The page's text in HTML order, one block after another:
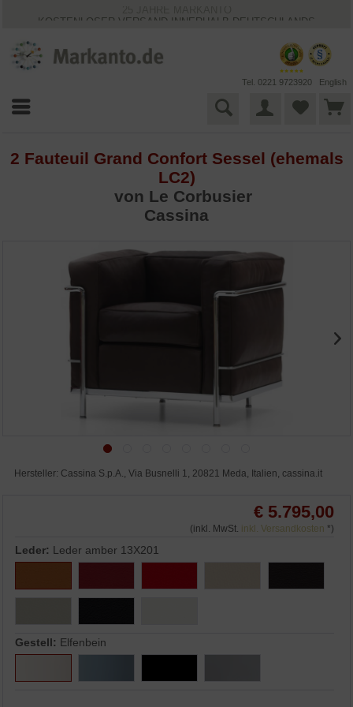
KOSTENLOSER VERSAND INNERHALB DEUTSCHLANDS
VIELFÄLTIGE ZAHLUNGSMÖGLICHKEITEN
BESTPRICE-GARANTIE
Tel. 0221 9723920 English
2 Fauteuil Grand Confort Sessel (ehemals
LC2)
von Le Corbusier
Cassina
Hersteller: Cassina S.p.A., Via Busnelli 1, 20821 Meda, Italien, cassina.it
€ 5.795,00
(inkl. MwSt. inkl. Versandkosten *)
Leder: Leder amber 13X201
Gestell: Elfenbein